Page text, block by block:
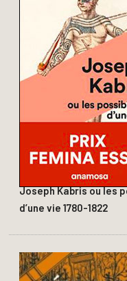
Joseph Kabris ou les
d’une vie 1780-1822